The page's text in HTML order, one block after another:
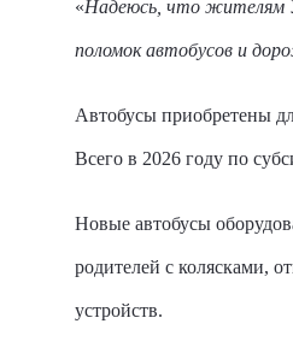
«Надеюсь, что жителям
поломок автобусов и
Автобусы приобретены
Всего в 2026 году по
Новые автобусы
родителей с колясками,
устройств.